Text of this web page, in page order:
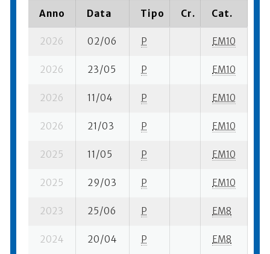
Anno Data Tipo Cr. Cat.
2026 02/06 P EM10
2026 23/05 P EM10
2026 11/04 P EM10
2026 21/03 P EM10
2025 11/05 P EM10
2025 29/03 P EM10
2023 25/06 P EM8
2024 20/04 P EM8